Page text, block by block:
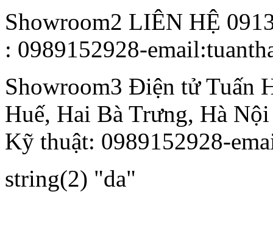
Showroom2 LIÊN HỆ
: 0989152928-
Showroom3 Điện tử Tuấn
Huế, Hai Bà Trưng, Hà Nội
Kỹ thuật: 0989152928-
string(2) "da"